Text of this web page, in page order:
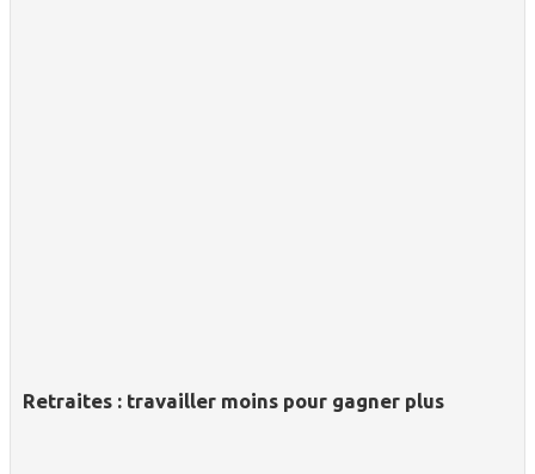
Retraites : travailler moins pour gagner plus